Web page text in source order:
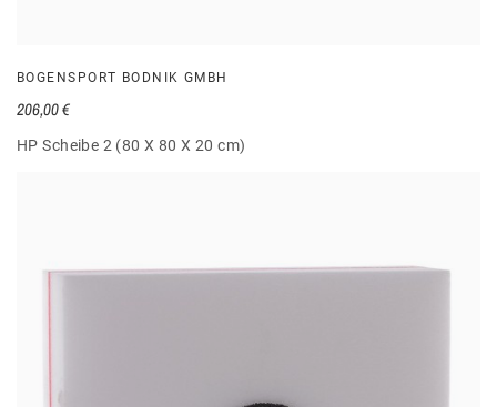
BOGENSPORT BODNIK GMBH
HP Scheibe 2 (80 X 80 X 20 cm)
206,00 €